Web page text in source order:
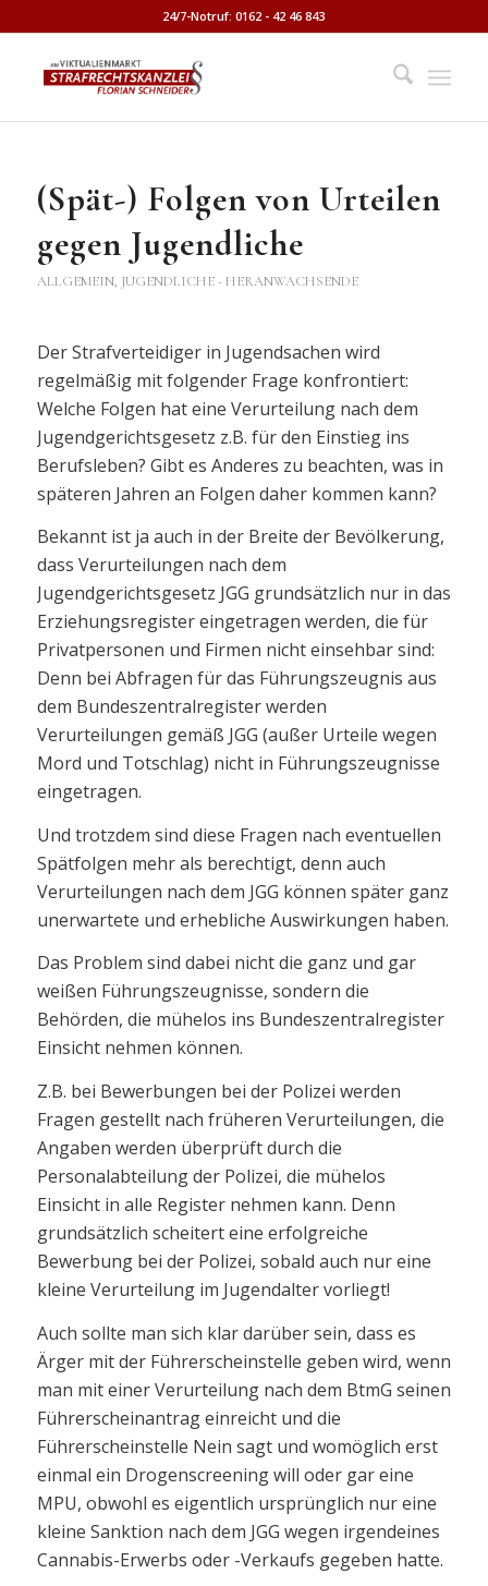
24/7-Notruf: 0162 - 42 46 843
(Spät-) Folgen von Urteilen
gegen Jugendliche
ALLGEMEIN, JUGENDLICHE - HERANWACHSENDE
Der Strafverteidiger in Jugendsachen wird
regelmäßig mit folgender Frage konfrontiert:
Welche Folgen hat eine Verurteilung nach dem
Jugendgerichtsgesetz z.B. für den Einstieg ins
Berufsleben? Gibt es Anderes zu beachten, was in
späteren Jahren an Folgen daher kommen kann?
Bekannt ist ja auch in der Breite der Bevölkerung,
dass Verurteilungen nach dem
Jugendgerichtsgesetz JGG grundsätzlich nur in das
Erziehungsregister eingetragen werden, die für
Privatpersonen und Firmen nicht einsehbar sind:
Denn bei Abfragen für das Führungszeugnis aus
dem Bundeszentralregister werden
Verurteilungen gemäß JGG (außer Urteile wegen
Mord und Totschlag) nicht in Führungszeugnisse
eingetragen.
Und trotzdem sind diese Fragen nach eventuellen
Spätfolgen mehr als berechtigt, denn auch
Verurteilungen nach dem JGG können später ganz
unerwartete und erhebliche Auswirkungen haben.
Das Problem sind dabei nicht die ganz und gar
weißen Führungszeugnisse, sondern die
Behörden, die mühelos ins Bundeszentralregister
Einsicht nehmen können.
Z.B. bei Bewerbungen bei der Polizei werden
Fragen gestellt nach früheren Verurteilungen, die
Angaben werden überprüft durch die
Personalabteilung der Polizei, die mühelos
Einsicht in alle Register nehmen kann. Denn
grundsätzlich scheitert eine erfolgreiche
Bewerbung bei der Polizei, sobald auch nur eine
kleine Verurteilung im Jugendalter vorliegt!
Auch sollte man sich klar darüber sein, dass es
Ärger mit der Führerscheinstelle geben wird, wenn
man mit einer Verurteilung nach dem BtmG seinen
Führerscheinantrag einreicht und die
Führerscheinstelle Nein sagt und womöglich erst
einmal ein Drogenscreening will oder gar eine
MPU, obwohl es eigentlich ursprünglich nur eine
kleine Sanktion nach dem JGG wegen irgendeines
Cannabis-Erwerbs oder -Verkaufs gegeben hatte.